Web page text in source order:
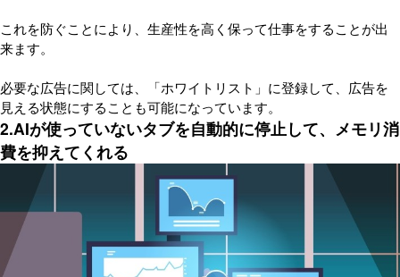
これを防ぐことにより、生産性を高く保って仕事をすることが出
来ます。
必要な広告に関しては、「ホワイトリスト」に登録して、広告を
見える状態にすることも可能になっています。
2.AIが使っていないタブを自動的に停止して、メモリ消
費を抑えてくれる